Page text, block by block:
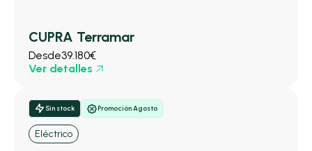
CUPRA Terramar
Desde39.180€
Ver detalles
Sin stock Promoción Agosto
Eléctrico